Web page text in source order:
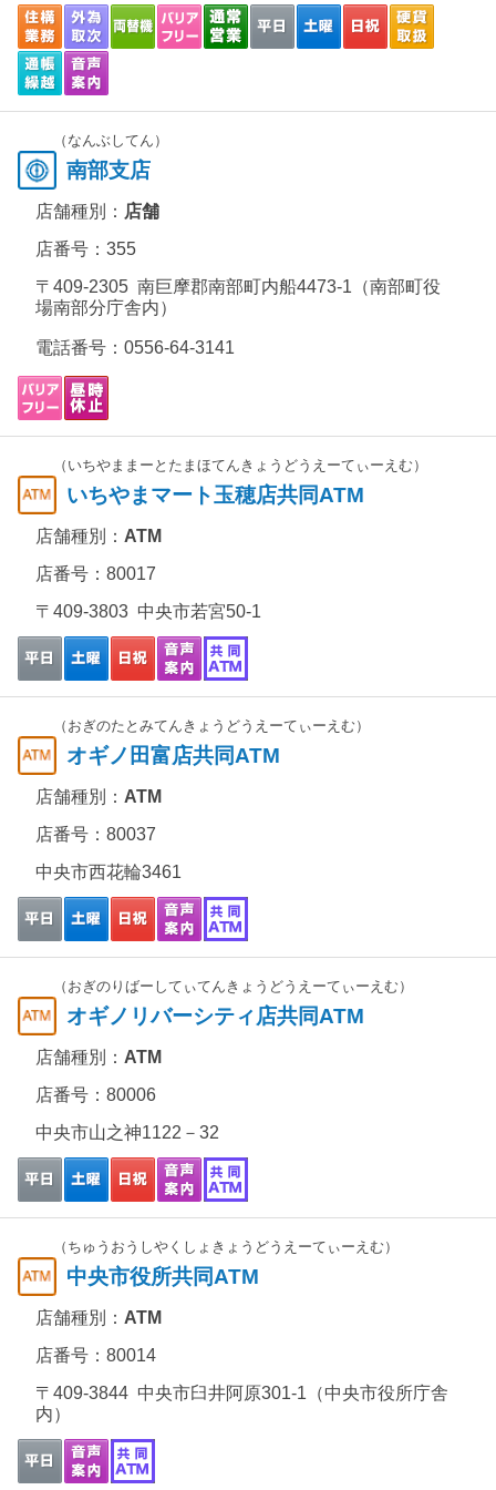
（なんぶしてん）
南部支店
店舗種別： 店舗
店番号：355
〒409-2305 南巨摩郡南部町内船4473-1（南部町役
場南部分庁舎内）
電話番号： 0556-64-3141
（いちやままーとたまほてんきょうどうえーてぃーえむ）
いちやまマート玉穂店共同ATM
店舗種別： ATM
店番号：80017
〒409-3803 中央市若宮50-1
（おぎのたとみてんきょうどうえーてぃーえむ）
オギノ田富店共同ATM
店舗種別： ATM
店番号：80037
中央市西花輪3461
（おぎのりばーしてぃてんきょうどうえーてぃーえむ）
オギノリバーシティ店共同ATM
店舗種別： ATM
店番号：80006
中央市山之神1122－32
（ちゅうおうしやくしょきょうどうえーてぃーえむ）
中央市役所共同ATM
店舗種別： ATM
店番号：80014
〒409-3844 中央市臼井阿原301-1（中央市役所庁舎
内）